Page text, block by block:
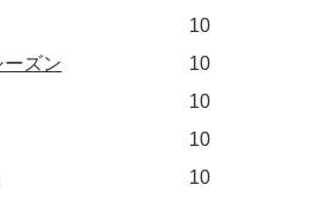
10
ズン
10
10
10
10